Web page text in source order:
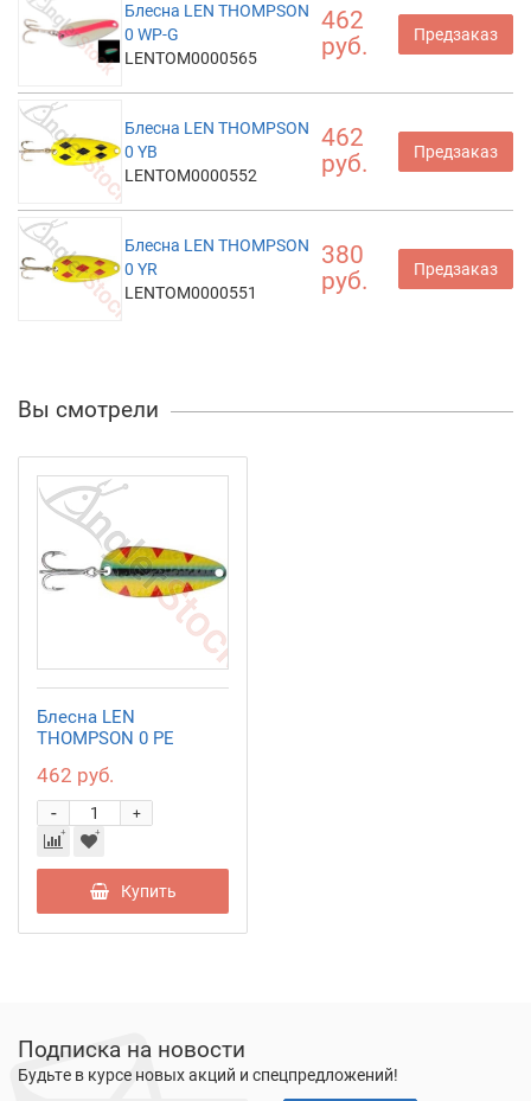
Блесна LEN THOMPSON
0 WP-G
LENTOM0000565
462
руб.
Предзаказ
Блесна LEN THOMPSON
0 YB
LENTOM0000552
462
руб.
Предзаказ
Блесна LEN THOMPSON
0 YR
LENTOM0000551
380
руб.
Предзаказ
Вы смотрели
Блесна LEN
THOMPSON 0 PE
462 руб.
+
-
Купить
Подписка на новости
Будьте в курсе новых акций и спецпредложений!